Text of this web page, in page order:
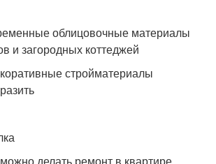
облицовочные материалы
и загородных коттеджей
стройматериалы